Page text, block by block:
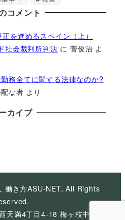
コメント
を進めるスペイン（上）
社会裁判所判決 に菅俊治 よ
務全てに関する法律なのか?
な者 より
カイブ
働き方ASU-NET, All Rights
天満4丁目4-18 梅ヶ枝中央ビ